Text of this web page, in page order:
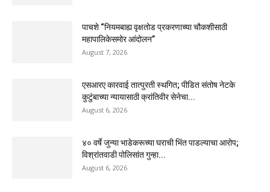
पाचशे “नियमबाह्य वृक्षतोड प्रकरणाच्या चौकशीसाठी
महापालिकेसमोर आंदोलन”
August 7, 2026
एसआरए कारवाई तात्पुरती स्थगित; पीडित संतोष नेटके
कुटुंबाच्या न्यायासाठी क्रांतिवीर सेनेचा...
August 6, 2026
४० वर्षे जुन्या भाडेकरूच्या घराची भिंत पाडल्याचा आरोप;
विश्रांतवाडी पोलिसांत गुन्हा...
August 6, 2026